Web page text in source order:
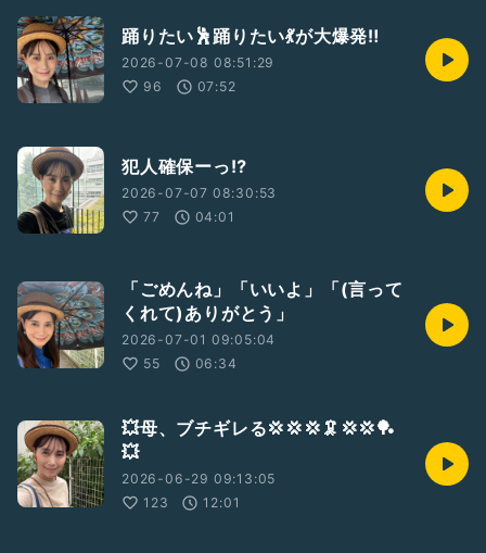
踊りたい🕺踊りたい💃が大爆発‼️
2026-07-08 08:51:29
96
07:52
犯人確保ーっ⁉️
2026-07-07 08:30:53
77
04:01
「ごめんね」「いいよ」「(言って
くれて)ありがとう」
2026-07-01 09:05:04
55
06:34
💥母、ブチギレる💢💢💢🦑💢💢🏓
💥
2026-06-29 09:13:05
123
12:01